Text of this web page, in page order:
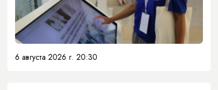
6 августа 2026 г. 20:30